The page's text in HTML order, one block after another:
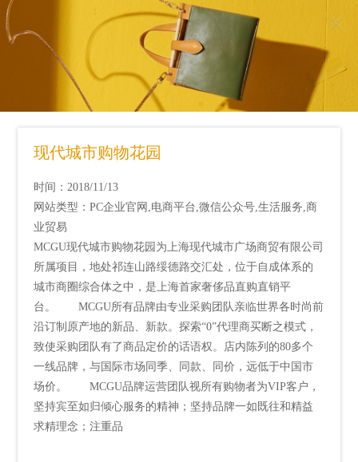
现代城市购物花园
时间：2018/11/13
网站类型：PC企业官网,电商平台,微信公众号,生活服务,商
业贸易
MCGU现代城市购物花园为上海现代城市广场商贸有限公司
所属项目，地处祁连山路绥德路交汇处，位于自成体系的
城市商圈综合体之中，是上海首家奢侈品直购直销平
台。 MCGU所有品牌由专业采购团队亲临世界各时尚前
沿订制原产地的新品、新款。探索“0”代理商买断之模式，
致使采购团队有了商品定价的话语权。店内陈列的80多个
一线品牌，与国际市场同季、同款、同价，远低于中国市
场价。 MCGU品牌运营团队视所有购物者为VIP客户，
坚持宾至如归倾心服务的精神；坚持品牌一如既往和精益
求精理念；注重品